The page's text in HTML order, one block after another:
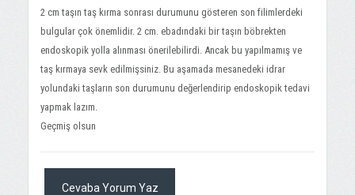
2 cm taşın taş kırma sonrası durumunu gösteren son filimlerdeki
bulgular çok önemlidir. 2 cm. ebadındaki bir taşın böbrekten
endoskopik yolla alınması önerilebilirdi. Ancak bu yapılmamış ve
taş kırmaya sevk edilmişsiniz. Bu aşamada mesanedeki idrar
yolundaki taşların son durumunu değerlendirip endoskopik tedavi
yapmak lazım.
Geçmiş olsun
Cevaba Yorum Yaz